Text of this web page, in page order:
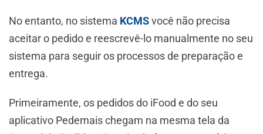
No entanto, no sistema KCMSvocê não precisa
aceitar o pedido e reescrevê-lo manualmente no seu
sistema para seguir os processos de preparação e
entrega.
Primeiramente, os pedidos do iFood e do seu
aplicativo Pedemais chegam na mesma tela da